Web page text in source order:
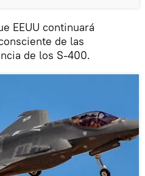
EEUU continuará
de las
de los S-400.